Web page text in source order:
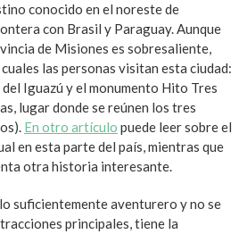
conocido en el noreste de
con Brasil y Paraguay. Aunque
de Misiones es sobresaliente,
las personas visitan esta ciudad:
Iguazú y el monumento Hito Tres
lugar donde se reúnen los tres
En otro artículo puede leer sobre el
en esta parte del país, mientras que
otra historia interesante.
suficientemente aventurero y no se
principales, tiene la